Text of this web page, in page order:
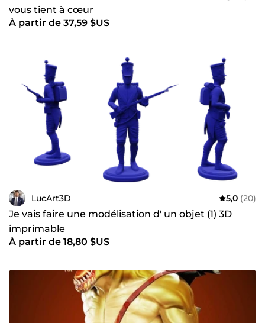
vous tient à cœur
À partir de 37,59 $US
LucArt3D 5,0 (20)
Je vais faire une modélisation d' un objet (1) 3D
imprimable
À partir de 18,80 $US